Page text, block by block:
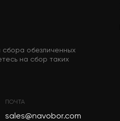
обезличенных
на сбор таких
ПОЧТА
sales@navobor.com